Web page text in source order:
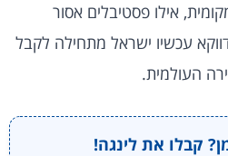
אילו פסטיבלים אסור
עכשיו ישראל מתחילה לקבל
העולמית.
קבלו את לינגה!